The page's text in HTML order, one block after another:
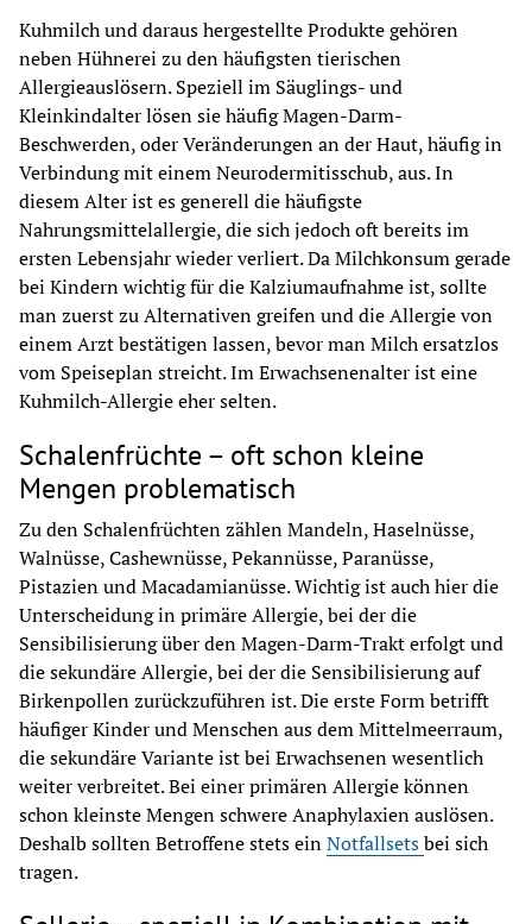
Kuhmilch und daraus hergestellte Produkte gehören
neben Hühnerei zu den häufigsten tierischen
Allergieauslösern. Speziell im Säuglings- und
Kleinkindalter lösen sie häufig Magen-Darm-
Beschwerden, oder Veränderungen an der Haut, häufig in
Verbindung mit einem Neurodermitisschub, aus. In
diesem Alter ist es generell die häufigste
Nahrungsmittelallergie, die sich jedoch oft bereits im
ersten Lebensjahr wieder verliert. Da Milchkonsum gerade
bei Kindern wichtig für die Kalziumaufnahme ist, sollte
man zuerst zu Alternativen greifen und die Allergie von
einem Arzt bestätigen lassen, bevor man Milch ersatzlos
vom Speiseplan streicht. Im Erwachsenenalter ist eine
Kuhmilch-Allergie eher selten.
Schalenfrüchte – oft schon kleine
Mengen problematisch
Zu den Schalenfrüchten zählen Mandeln, Haselnüsse,
Walnüsse, Cashewnüsse, Pekannüsse, Paranüsse,
Pistazien und Macadamianüsse. Wichtig ist auch hier die
Unterscheidung in primäre Allergie, bei der die
Sensibilisierung über den Magen-Darm-Trakt erfolgt und
die sekundäre Allergie, bei der die Sensibilisierung auf
Birkenpollen zurückzuführen ist. Die erste Form betrifft
häufiger Kinder und Menschen aus dem Mittelmeerraum,
die sekundäre Variante ist bei Erwachsenen wesentlich
weiter verbreitet. Bei einer primären Allergie können
schon kleinste Mengen schwere Anaphylaxien auslösen.
Deshalb sollten Betroffene stets ein Notfallsets bei sich
tragen.